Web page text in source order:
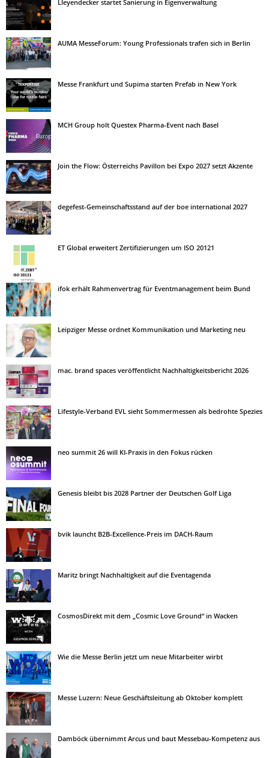
Lleyendecker startet Sanierung in Eigenverwaltung
AUMA MesseForum: Young Professionals trafen sich in Berlin
Messe Frankfurt und Supima starten Prefab in New York
MCH Group holt Questex Pharma-Event nach Basel
Join the Flow: Österreichs Pavillon bei Expo 2027 setzt Akzente
degefest-Gemeinschaftsstand auf der boe international 2027
ET Global erweitert Zertifizierungen um ISO 20121
ifok erhält Rahmenvertrag für Eventmanagement beim Bund
Leipziger Messe ordnet Kommunikation und Marketing neu
mac. brand spaces veröffentlicht Nachhaltigkeitsbericht 2026
Lifestyle-Verband EVL sieht Sommermessen als bedrohte Spezies
neo summit 26 will KI-Praxis in den Fokus rücken
Genesis bleibt bis 2028 Partner der Deutschen Golf Liga
bvik launcht B2B-Excellence-Preis im DACH-Raum
Maritz bringt Nachhaltigkeit auf die Eventagenda
CosmosDirekt mit dem „Cosmic Love Ground“ in Wacken
Wie die Messe Berlin jetzt um neue Mitarbeiter wirbt
Messe Luzern: Neue Geschäftsleitung ab Oktober komplett
Damböck übernimmt Arcus und baut Messebau-Kompetenz aus